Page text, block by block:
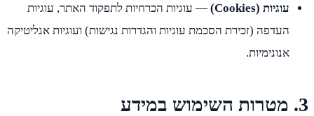
עוגיות (Cookies)
— עוגיות הכרחיות לתפקוד האתר, עוגיות
העדפה (זכירת הסכמת עוגיות והגדרות נגישות) ועוגיות אנליטיקה
אנונימיות.
3. מטרות השימוש במידע